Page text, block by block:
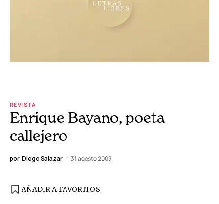
REVISTA
Enrique Bayano, poeta
callejero
por Diego Salazar 31 agosto 2009
AÑADIR A FAVORITOS